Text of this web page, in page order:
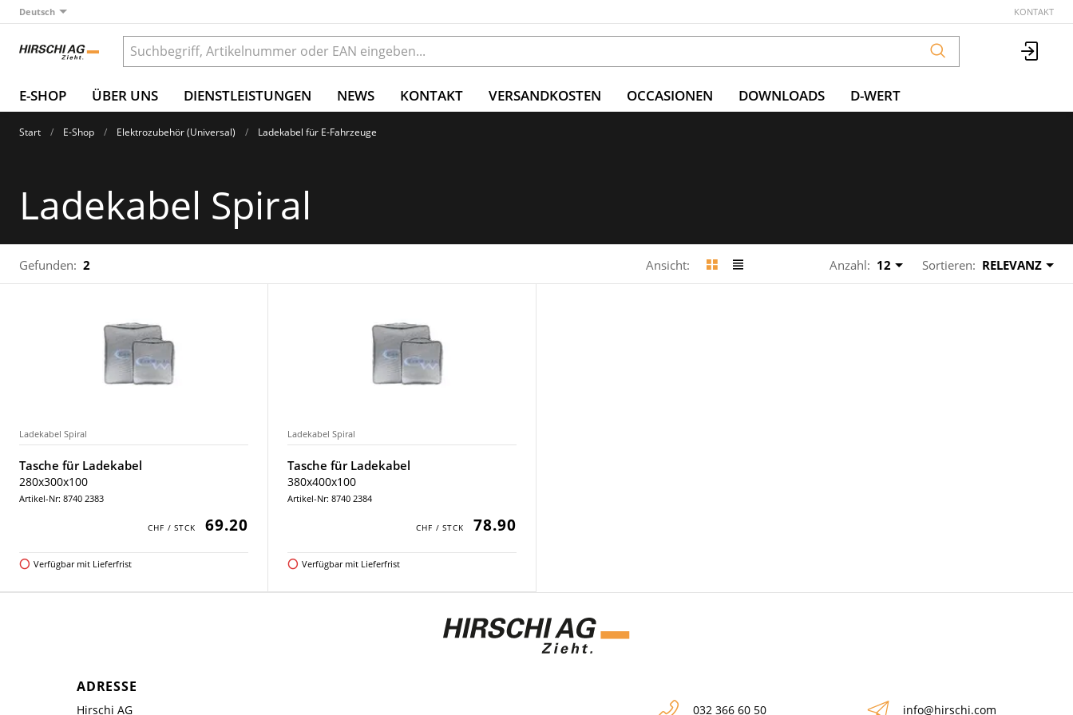
Deutsch KONTAKT
E-SHOP ÜBER UNS DIENSTLEISTUNGEN NEWS KONTAKT VERSANDKOSTEN OCCASIONEN DOWNLOADS D-WERT
Start E-Shop Elektrozubehör (Universal) Ladekabel für E-Fahrzeuge
Ladekabel Spiral
Gefunden: 2 Ansicht: Anzahl: 12 Sortieren: RELEVANZ
Ladekabel Spiral
Tasche für Ladekabel
280x300x100
Artikel-Nr: 8740 2383
69.20
Verfügbar mit Lieferfrist
Ladekabel Spiral
Tasche für Ladekabel
380x400x100
Artikel-Nr: 8740 2384
78.90
Verfügbar mit Lieferfrist
ADRESSE
Hirschi AG 032 366 60 50 info@hirschi.com